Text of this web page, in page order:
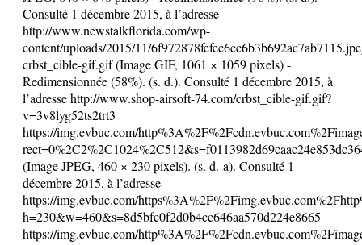
Consulté 1 décembre 2015, à l’adresse
http://www.newstalkflorida.com/wp-
content/uploads/2015/11/
crbst_cible-gif.gif (Image GIF, 1061 × 1059 pixels) -
Redimensionnée (58%). (s. d.). Consulté 1 décembre 2015, à
l’adresse http://www.shop-airsoft-74.com/crbst_cible-gif.gif?
v=3v8lyg52ts2trt3
https://img.evbuc.com/
(Image JPEG, 460 × 230 pixels). (s. d.-a). Consulté 1
décembre 2015, à l’adresse
https://img.evbuc.com/
h=230&w=460&s=8d5bfc0f2d0b4cc646aa570d224e8665
https://img.evbuc.com/